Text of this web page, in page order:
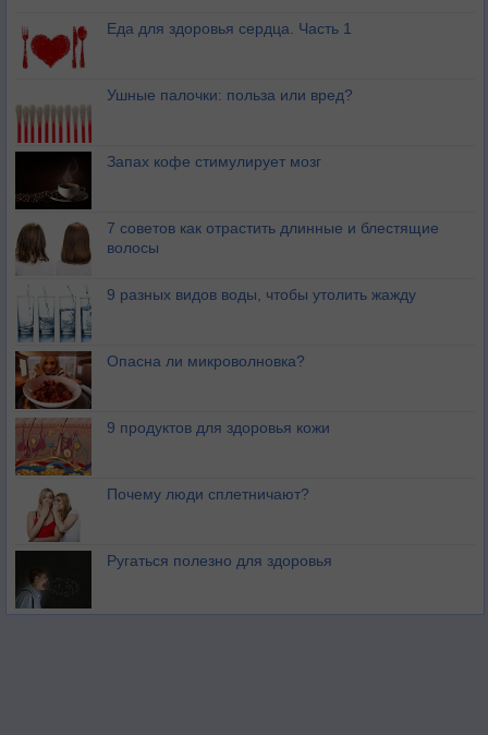
Еда для здоровья сердца. Часть 1
Ушные палочки: польза или вред?
Запах кофе стимулирует мозг
7 советов как отрастить длинные и блестящие
волосы
9 разных видов воды, чтобы утолить жажду
Опасна ли микроволновка?
9 продуктов для здоровья кожи
Почему люди сплетничают?
Ругаться полезно для здоровья